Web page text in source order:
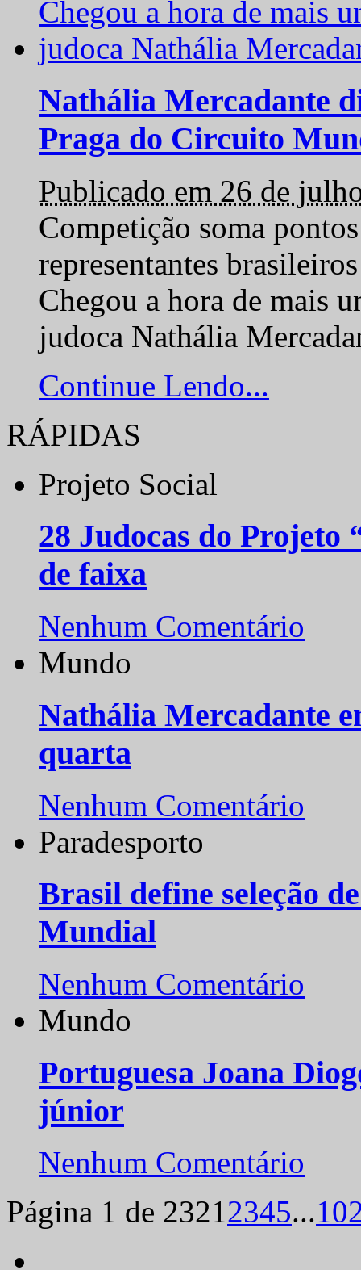
Nathália Mercadante
Praga do Circuito
Publicado em 26 de
Competição soma
representantes
Chegou a hora de mais
judoca Nathália
Continue Lendo...
RÁPIDAS
Projeto Social
28 Judocas do
de faixa
Nenhum Comentário
Mundo
Nathália Mercadante
quarta
Nenhum Comentário
Paradesporto
Brasil define seleção
Mundial
Nenhum Comentário
Mundo
Portuguesa Joana
júnior
Nenhum Comentário
Página 1 de 23212345...10